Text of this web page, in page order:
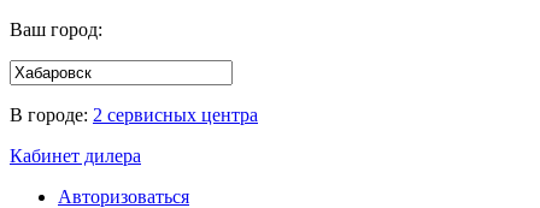
Ваш город:
В городе: 2 сервисных центра
Кабинет дилера
Авторизоваться